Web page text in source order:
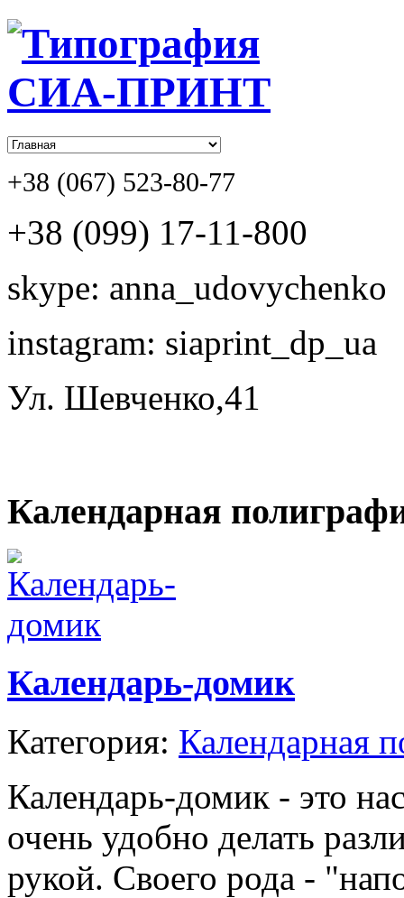
+38 (067) 523-80-77
+38 (099) 17-11-800
skype: anna_udovychenko
instagram: siaprint_dp_ua
Ул. Шевченко,41
Календарная
Календарь-домик
Категория: Календарная
Календарь-домик - это
очень удобно делать
рукой. Своего рода -